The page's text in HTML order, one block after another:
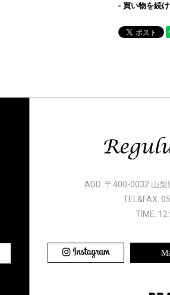
買い物を続
ADD. 〒400-0032 山
TEL&FAX.
TIME.